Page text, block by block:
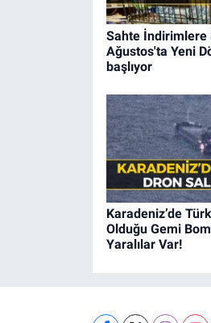
Sahte İndirimlere
Ağustos'ta Yeni
başlıyor
Karadeniz’de
Olduğu Gemi
Yaralılar Var!